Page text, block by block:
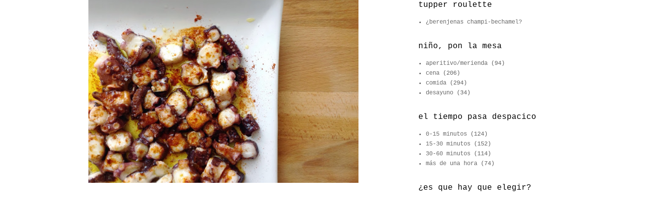
tupper roulette
¿berenjenas champi-bechamel?
niño, pon la mesa
aperitivo/merienda
(94)
cena
(206)
comida
(294)
desayuno
(34)
el tiempo pasa despacico
0-15 minutos
(124)
15-30 minutos
(152)
30-60 minutos
(114)
más de una hora
(74)
¿es que hay que elegir?